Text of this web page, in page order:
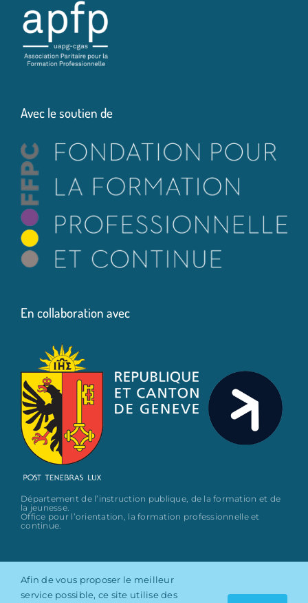
Avec le soutien de
En collaboration avec
Département de l’instruction publique, de la formation et de
la jeunesse.
Office pour l’orientation, la formation professionnelle et
continue.
Afin de vous proposer le meilleur
service possible, ce site utilise des